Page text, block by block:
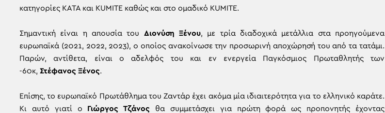
κατηγορίες ΚΑΤΑ και KUMITE καθώς και στο ομαδικό KUMITE.
Σημαντική είναι η απουσία του Διονύση Ξένου, με τρία διαδοχικά μετάλλια στα προηγούμενα
ευρωπαϊκά (2021, 2022, 2023), ο οποίος ανακοίνωσε την προσωρινή αποχώρησή του από τα τατάμι.
Παρών, αντίθετα, είναι ο αδελφός του και εν ενεργεία Παγκόσμιος Πρωταθλητής των
-60κ, Στέφανος Ξένος.
Επίσης, το ευρωπαϊκό Πρωτάθλημα του Ζαντάρ έχει ακόμα μία ιδιαιτερότητα για το ελληνικό καράτε.
Κι αυτό γιατί ο Γιώργος Τζάνος θα συμμετάσχει για πρώτη φορά ως προπονητής έχοντας